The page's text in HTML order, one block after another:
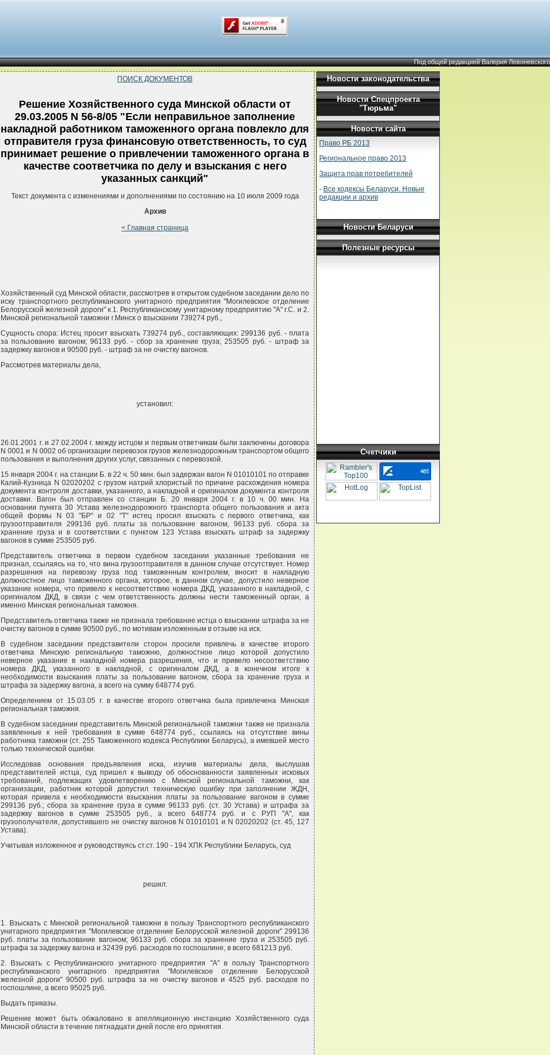
Под общей редакцией Валерия Левоневского
ПОИСК ДОКУМЕНТОВ
Решение Хозяйственного суда Минской области от
29.03.2005 N 56-8/05 "Если неправильное заполнение
накладной работником таможенного органа повлекло для
отправителя груза финансовую ответственность, то суд
принимает решение о привлечении таможенного органа в
качестве соответчика по делу и взыскания с него
указанных санкций"
Текст документа с изменениями и дополнениями по состоянию на 10 июля 2009 года
Архив
< Главная страница
Хозяйственный суд Минской области, рассмотрев в открытом судебном заседании дело по
иску транспортного республиканского унитарного предприятия "Могилевское отделение
Белорусской железной дороги" к 1. Республиканскому унитарному предприятию "А" г.С. и 2.
Минской региональной таможни г.Минск о взыскании 739274 руб.,
Сущность спора: Истец просит взыскать 739274 руб., составляющих: 299136 руб. - плата
за пользование вагоном; 96133 руб. - сбор за хранение груза; 253505 руб. - штраф за
задержку вагонов и 90500 руб. - штраф за не очистку вагонов.
Рассмотрев материалы дела,
установил:
26.01.2001 г. и 27.02.2004 г. между истцом и первым ответчикам были заключены договора
N 0001 и N 0002 об организации перевозок грузов железнодорожным транспортом общего
пользования и выполнения других услуг, связанных с перевозкой.
15 января 2004 г. на станции Б. в 22 ч. 50 мин. был задержан вагон N 01010101 по отправке
Калий-Кузница N 02020202 с грузом натрий хлористый по причине расхождения номера
документа контроля доставки, указанного, а накладной и оригиналом документа контроля
доставки. Вагон был отправлен со станции Б. 20 января 2004 г. в 10 ч. 00 мин. На
основании пункта 30 Устава железнодорожного транспорта общего пользования и акта
общей формы N 03 "БР" и 02 "Т" истец просил взыскать с первого ответчика, как
грузоотправителя 299136 руб. платы за пользование вагоном, 96133 руб. сбора за
хранение груза и в соответствии с пунктом 123 Устава взыскать штраф за задержку
вагонов в сумме 253505 руб.
Представитель ответчика в первом судебном заседании указанные требования не
признал, ссылаясь на то, что вина грузоотправителя в данном случае отсутствует. Номер
разрешения на перевозку груза под таможенным контролем, вносит в накладную
должностное лицо таможенного органа, которое, в данном случае, допустило неверное
указание номера, что привело к несоответствию номера ДКД, указанного в накладной, с
оригиналом ДКД, в связи с чем ответственность должны нести таможенный орган, а
именно Минская региональная таможня.
Представитель ответчика также не признала требование истца о взыскании штрафа за не
очистку вагонов в сумме 90500 руб., по мотивам изложенным в отзыве на иск.
В судебном заседании представители сторон просили привлечь в качестве второго
ответчика Минскую региональную таможню, должностное лицо которой допустило
неверное указание в накладной номера разрешения, что и привело несоответствию
номера ДКД, указанного в накладной, с оригиналом ДКД, а в конечном итоге к
необходимости взыскания платы за пользование вагоном, сбора за хранение груза и
штрафа за задержку вагона, а всего на сумму 648774 руб.
Определением от 15.03.05 г. в качестве второго ответчика была привлечена Минская
региональная таможня.
В судебном заседании представитель Минской региональной таможни также не признала
заявленные к ней требования в сумме 648774 руб., ссылаясь на отсутствие вины
работника таможни (ст. 255 Таможенного кодекса Республики Беларусь), а имевшей место
только технической ошибки.
Исследовав основания предъявления иска, изучив материалы дела, выслушав
представителей истца, суд пришел к выводу об обоснованности заявленных исковых
требований, подлежащих удовлетворению с Минской региональной таможни, как
организации, работник которой допустил техническую ошибку при заполнении ЖДН,
которая привела к необходимости взыскания платы за пользование вагоном в сумме
299136 руб.; сбора за хранение груза в сумме 96133 руб. (ст. 30 Устава) и штрафа за
задержку вагонов в сумме 253505 руб., а всего 648774 руб. и с РУП "А", как
грузополучателя, допустившего не очистку вагонов N 01010101 и N 02020202 (ст. 45, 127
Устава).
Учитывая изложенное и руководствуясь ст.ст. 190 - 194 ХПК Республики Беларусь, суд
решил:
1. Взыскать с Минской региональной таможни в пользу Транспортного республиканского
унитарного предприятия "Могилевское отделение Белорусской железной дороги" 299136
руб. платы за пользование вагоном; 96133 руб. сбора за хранение груза и 253505 руб.
штрафа за задержку вагона и 32439 руб. расходов по госпошлине, в всего 681213 руб.
2. Взыскать с Республиканского унитарного предприятия "А" в пользу Транспортного
республиканского унитарного предприятия "Могилевское отделение Белорусской
железной дороги" 90500 руб. штрафа за не очистку вагонов и 4525 руб. расходов по
госпошлине, а всего 95025 руб.
Выдать приказы.
Решение может быть обжаловано в апелляционную инстанцию Хозяйственного суда
Минской области в течение пятнадцати дней после его принятия.
Новости законодательства
Новости Спецпроекта
"Тюрьма"
Новости сайта
Право РБ 2013
Региональное право 2013
Защита прав потребителей
- Все кодексы Беларуси. Новые
редакции и архив
Новости Беларуси
Полезные ресурсы
Счетчики